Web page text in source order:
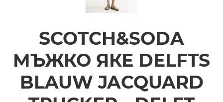
SCOTCH&SODA
МЪЖКО ЯКЕ DELFTS
BLAUW JACQUARD